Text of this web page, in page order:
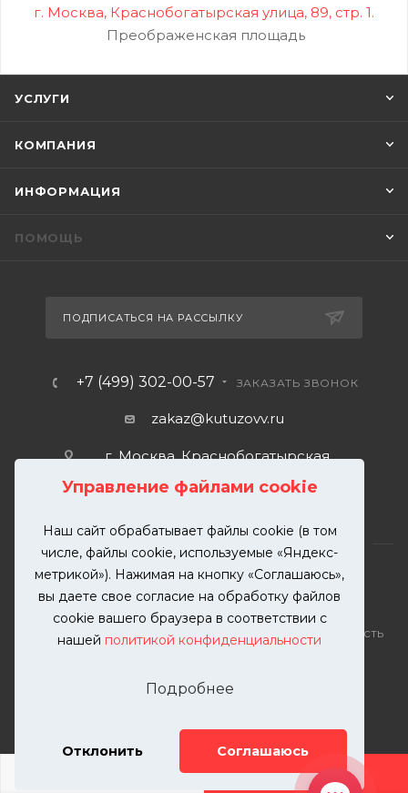
Управление файлами cookie
Наш сайт обрабатывает файлы cookie (в том
числе, файлы cookie, используемые «Яндекс-
метрикой»). Нажимая на кнопку «Соглашаюсь»,
вы даете свое согласие на обработку файлов
cookie вашего браузера в соответствии с
нашей политикой конфиденциальности
Подробнее
Отклонить Соглашаюсь
ДОБАВИТЬ УСЛУГУ
г. Москва, Краснобогатырская улица, 89, стр. 1.
Преображенская площадь
УСЛУГИ
КОМПАНИЯ
ИНФОРМАЦИЯ
ПОМОЩЬ
ПОДПИСАТЬСЯ НА РАССЫЛКУ
+7 (499) 302-00-57 ЗАКАЗАТЬ ЗВОНОК
zakaz@kutuzovv.ru
г. Москва, Краснобогатырская
2026 © KUTUZOVV | Кузовной ремонт и покраска
автомобилей. Вся информация на сайте – собственность
разрешения запрещена. Все права защищены.
Телефон: 8(499)-302-00-57